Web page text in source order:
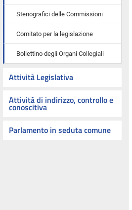
Stenografici delle Commissioni
Comitato per la legislazione
Bollettino degli Organi Collegiali
Attività Legislativa
Attività di indirizzo, controllo e
conoscitiva
Parlamento in seduta comune